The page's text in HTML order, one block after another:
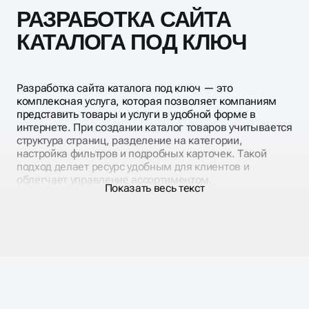
РАЗРАБОТКА САЙТА
КАТАЛОГА ПОД КЛЮЧ
Разработка сайта каталога под ключ — это
комплексная услуга, которая позволяет компаниям
представить товары и услуги в удобной форме в
интернете. При создании каталог товаров учитывается
структура страниц, разделение на категории,
настройка фильтров и подробных карточек. Такой
подход делает ресурс удобным для клиентов и
облегчает управление ассортиментом.
Создание сайта каталог с уникальным дизайном
Показать весь текст